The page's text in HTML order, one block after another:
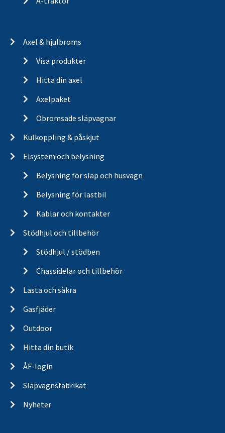
Axel & hjulbroms
Visa produkter
Hitta din axel
Axelpaket
Obromsade släpvagnar
Kulkoppling & påskjut
Elsystem och belysning
Belysning för släp och husvagn
Belysning för lastbil
Kablar och kontakter
Stödhjul och tillbehör
Stödhjul / stödben
Chassidelar och tillbehör
Lasta och säkra
Gasfjäder
Outdoor
Hitta din butik
ÅF-login
Släpvagnsfabrikat
Nyheter